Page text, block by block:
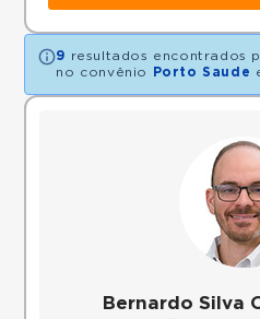
9 resultados encontrados
no convênio
Porto Saude
Bernardo Silva